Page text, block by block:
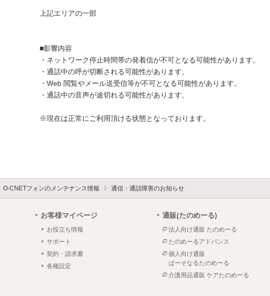
上記エリアの一部
■影響内容
・ネットワーク停止時間帯の発着信が不可となる可能性があります。
・通話中の呼が切断される可能性があります。
・Web 閲覧やメール送受信等が不可となる可能性があります。
・通話中の音声が途切れる可能性があります。
※現在は正常にご利用頂ける状態となっております。
O-CNETフォンのメンテナンス情報 通信・通話障害のお知らせ
お客様マイページ
お役立ち情報
サポート
契約・請求書
各種設定
通販(たのめーる)
法人向け通販 たのめーる
たのめーるアドバンス
個人向け通販
ぱーそなるたのめーる
介護用品通販 ケアたのめーる